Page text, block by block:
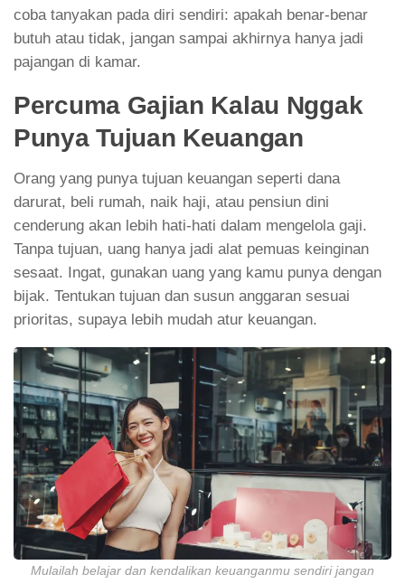
coba tanyakan pada diri sendiri: apakah benar-benar
butuh atau tidak, jangan sampai akhirnya hanya jadi
pajangan di kamar.
Percuma Gajian Kalau Nggak
Punya Tujuan Keuangan
Orang yang punya tujuan keuangan seperti dana
darurat, beli rumah, naik haji, atau pensiun dini
cenderung akan lebih hati-hati dalam mengelola gaji.
Tanpa tujuan, uang hanya jadi alat pemuas keinginan
sesaat. Ingat, gunakan uang yang kamu punya dengan
bijak. Tentukan tujuan dan susun anggaran sesuai
prioritas, supaya lebih mudah atur keuangan.
Mulailah belajar dan kendalikan keuanganmu sendiri jangan